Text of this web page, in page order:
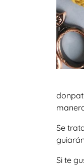
Se
Si te